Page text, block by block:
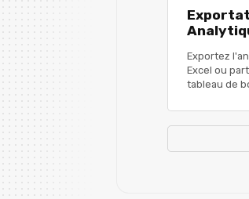
Exportez
Excel ou
tableau de